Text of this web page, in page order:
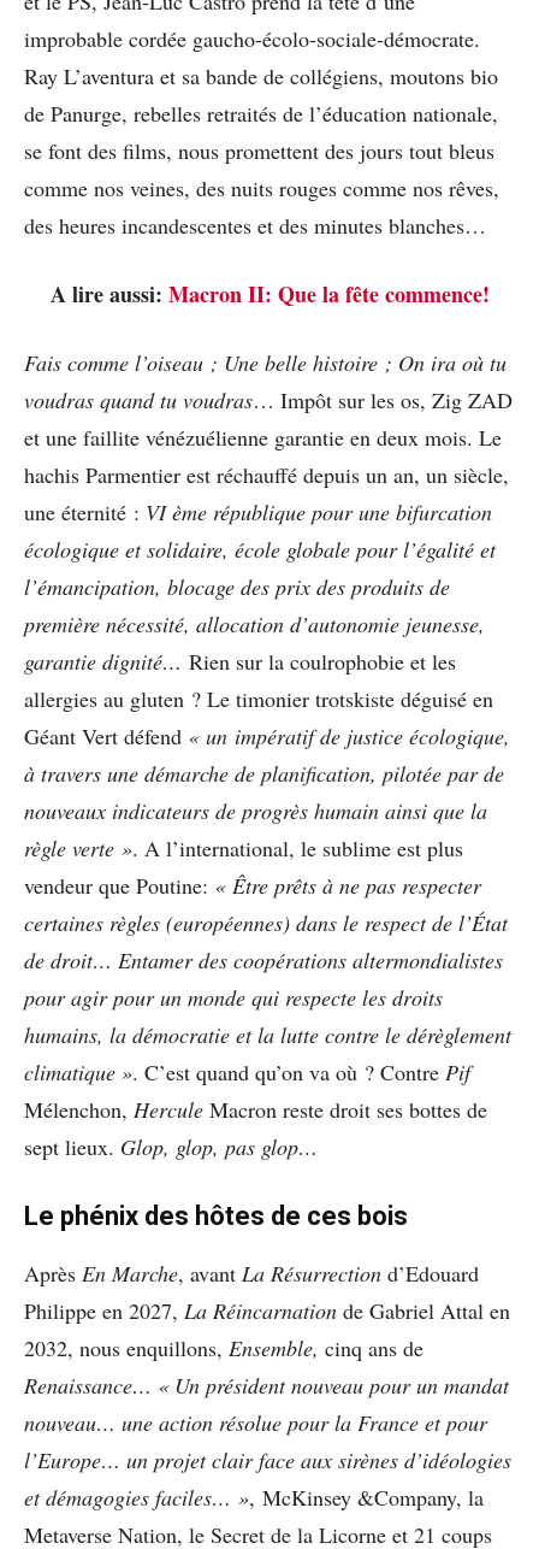
improbable cordée gaucho-écolo-sociale-démocrate.
Ray L’aventura et sa bande de collégiens, moutons bio
de Panurge, rebelles retraités de l’éducation nationale,
se font des films, nous promettent des jours tout bleus
comme nos veines, des nuits rouges comme nos rêves,
des heures incandescentes et des minutes blanches…
A lire aussi: Macron II: Que la fête commence!
Fais comme l’oiseau ; Une belle histoire ; On ira où tu
voudras quand tu voudras… Impôt sur les os, Zig ZAD
et une faillite vénézuélienne garantie en deux mois. Le
hachis Parmentier est réchauffé depuis un an, un siècle,
une éternité : VI ème république pour une bifurcation
écologique et solidaire, école globale pour l’égalité et
l’émancipation, blocage des prix des produits de
première nécessité, allocation d’autonomie jeunesse,
garantie dignité… Rien sur la coulrophobie et les
allergies au gluten ? Le timonier trotskiste déguisé en
Géant Vert défend « un impératif de justice écologique,
à travers une démarche de planification, pilotée par de
nouveaux indicateurs de progrès humain ainsi que la
règle verte ». A l’international, le sublime est plus
vendeur que Poutine: « Être prêts à ne pas respecter
certaines règles (européennes) dans le respect de l’État
de droit… Entamer des coopérations altermondialistes
pour agir pour un monde qui respecte les droits
humains, la démocratie et la lutte contre le dérèglement
climatique ». C’est quand qu’on va où ? Contre Pif
Mélenchon, Hercule Macron reste droit ses bottes de
sept lieux. Glop, glop, pas glop…
Le phénix des hôtes de ces bois
Après En Marche, avant La Résurrection d’Edouard
Philippe en 2027, La Réincarnation de Gabriel Attal en
2032, nous enquillons, Ensemble, cinq ans de
Renaissance… « Un président nouveau pour un mandat
nouveau… une action résolue pour la France et pour
l’Europe… un projet clair face aux sirènes d’idéologies
et démagogies faciles… », McKinsey &Company, la
Metaverse Nation, le Secret de la Licorne et 21 coups